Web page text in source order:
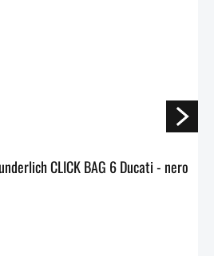
Borsa da serbatoio Wunderlich CLICK BAG 6 Ducati - nero